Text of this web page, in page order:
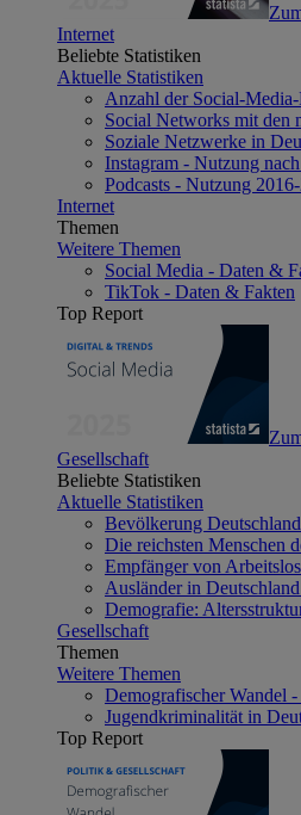
Internet
Beliebte Statistiken
Aktuelle Statistiken
Anzahl der Social-
Social Networks mit den
Soziale Netzwerke in
Instagram - Nutzung
Podcasts - Nutzung
Internet
Themen
Weitere Themen
Social Media - Daten &
TikTok - Daten & Fakten
Top Report
Gesellschaft
Beliebte Statistiken
Aktuelle Statistiken
Bevölkerung
Die reichsten Menschen
Empfänger von
Ausländer in
Demografie:
Gesellschaft
Themen
Weitere Themen
Demografischer Wandel
Jugendkriminalität in
Top Report